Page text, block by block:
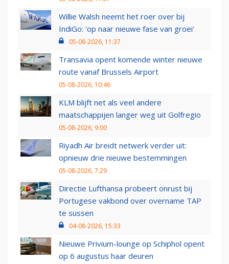
Willie Walsh neemt het roer over bij
IndiGo: 'op naar nieuwe fase van groei'
05-08-2026, 11:37
Transavia opent komende winter nieuwe
route vanaf Brussels Airport
05-08-2026, 10:46
KLM blijft net als veel andere
maatschappijen langer weg uit Golfregio
05-08-2026, 9:00
Riyadh Air breidt netwerk verder uit:
opnieuw drie nieuwe bestemmingen
05-08-2026, 7:29
Directie Lufthansa probeert onrust bij
Portugese vakbond over overname TAP
te sussen
04-08-2026, 15:33
Nieuwe Privium-lounge op Schiphol opent
op 6 augustus haar deuren